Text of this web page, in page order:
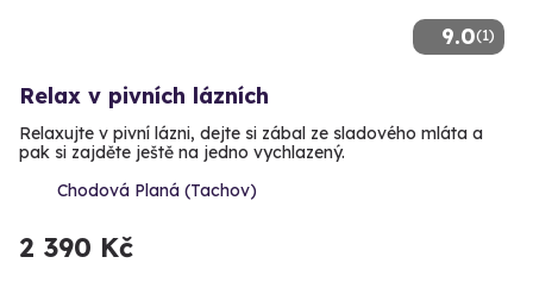
9.0(1)
Relax v pivních lázních
Relaxujte v pivní lázni, dejte si zábal ze sladového mláta a
pak si zajděte ještě na jedno vychlazený.
Chodová Planá (Tachov)
2 390 Kč